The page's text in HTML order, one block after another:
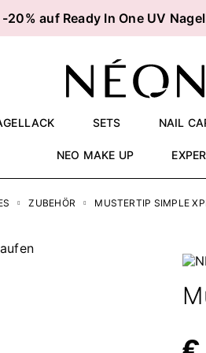
-20% auf Ready In One UV
SETS NAIL
NEO MAKE UP
ZUBEHÖR MUSTERTIP SIMPLE